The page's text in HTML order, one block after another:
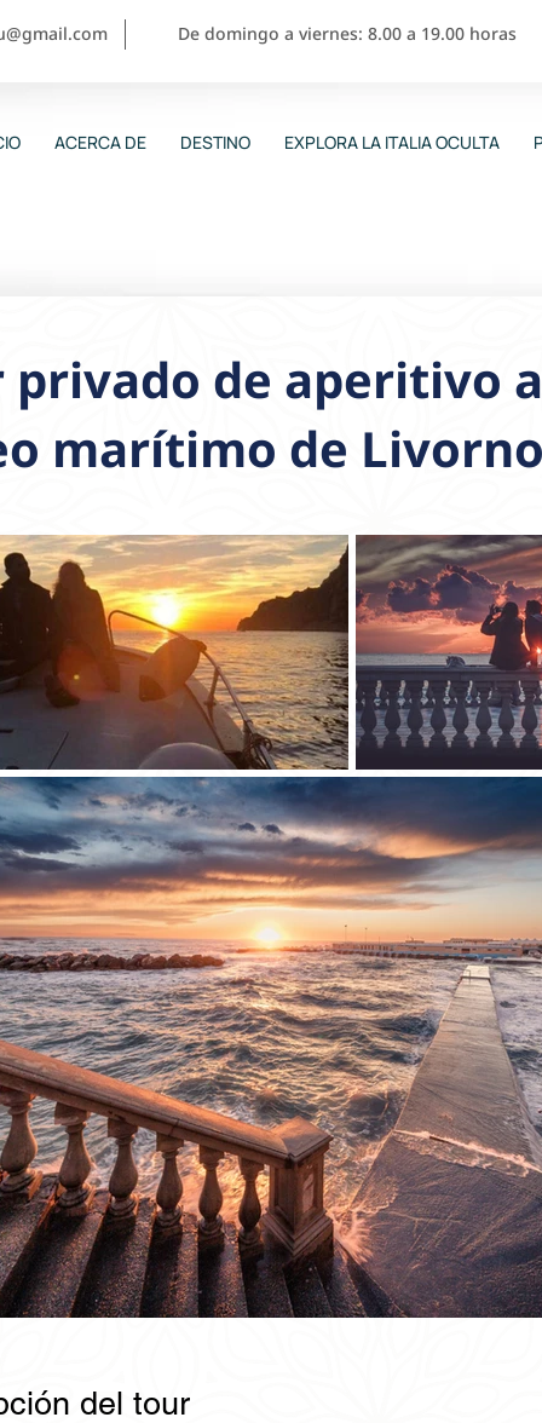
De domingo a viernes: 8.00 a 19.00 horas
ACERCA DE DESTINO EXPLORA LA ITALIA OCULTA
privado de aperitivo
marítimo de
del tour